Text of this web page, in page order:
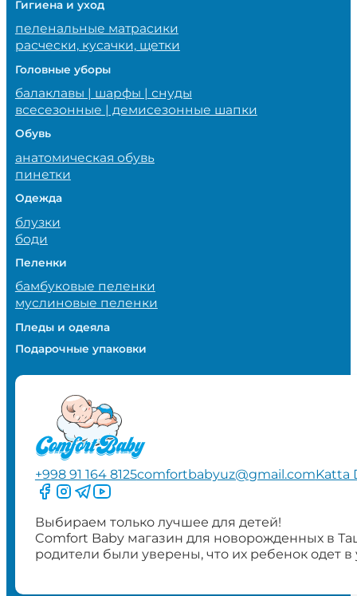
Гигиена и уход
пеленальные матрасики
расчески, кусачки, щетки
Головные уборы
балаклавы | шарфы | снуды
всесезонные | демисезонные шапки
Обувь
анатомическая обувь
пинетки
Одежда
блузки
боди
Пеленки
бамбуковые пеленки
муслиновые пеленки
Пледы и одеяла
Подарочные упаковки
+998 91 164 8125comfortbabyuz@gmail.comKatta
Следите за нами на Facebook
Следите за нами в Instagram
Следите за нами в Telegram
Следите за нами в YouTube
Выбираем только лучшее для детей!
Comfort Baby магазин для новорожденных в
родители были уверены, что их ребенок одет